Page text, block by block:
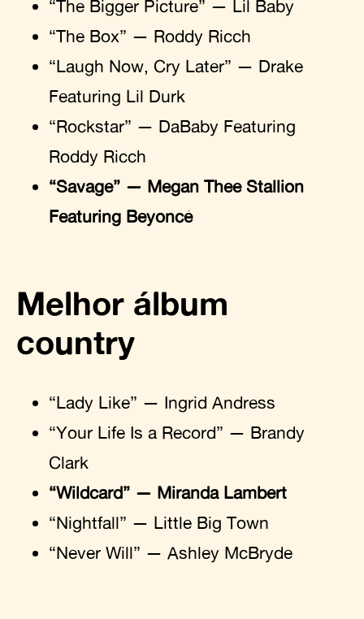
“The Bigger Picture” — Lil Baby
“The Box” — Roddy Ricch
“Laugh Now, Cry Later” — Drake
Featuring Lil Durk
“Rockstar” — DaBaby Featuring
Roddy Ricch
“Savage” — Megan Thee Stallion
Featuring Beyoncé
Melhor álbum
country
“Lady Like” — Ingrid Andress
“Your Life Is a Record” — Brandy
Clark
“Wildcard” — Miranda Lambert
“Nightfall” — Little Big Town
“Never Will” — Ashley McBryde